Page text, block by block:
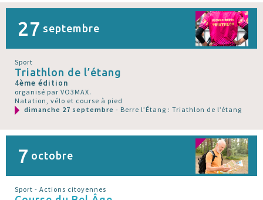
27 septembre
Sport
Triathlon de l’étang
4ème édition
organisé par VO3MAX.
Natation, vélo et course à pied
dimanche 27 septembre - Berre l’Étang : Triathlon de l’étang
7 octobre
Sport - Actions citoyennes